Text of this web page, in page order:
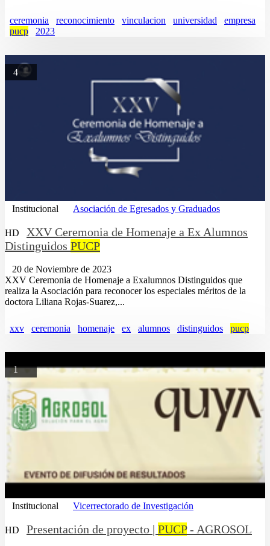
ceremonia reconocimiento vinculacion universidad
empresa
pucp
2023
4
Institucional Asociación de Egresados y Graduados
HD
XXV Ceremonia de Homenaje a Ex Alumnos
Distinguidos PUCP
20 de Noviembre de 2023
XXV Ceremonia de Homenaje a Exalumnos Distinguidos que
realiza la Asociación para reconocer los especiales méritos de la
doctora Liliana Rojas-Suarez,...
xxv ceremonia homenaje ex alumnos distinguidos pucp
1
Institucional Vicerrectorado de Investigación
HD Presentación de proyecto | PUCP- AGROSOL